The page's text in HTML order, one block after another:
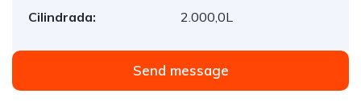
Cilindrada: 2.000,0L
Send message